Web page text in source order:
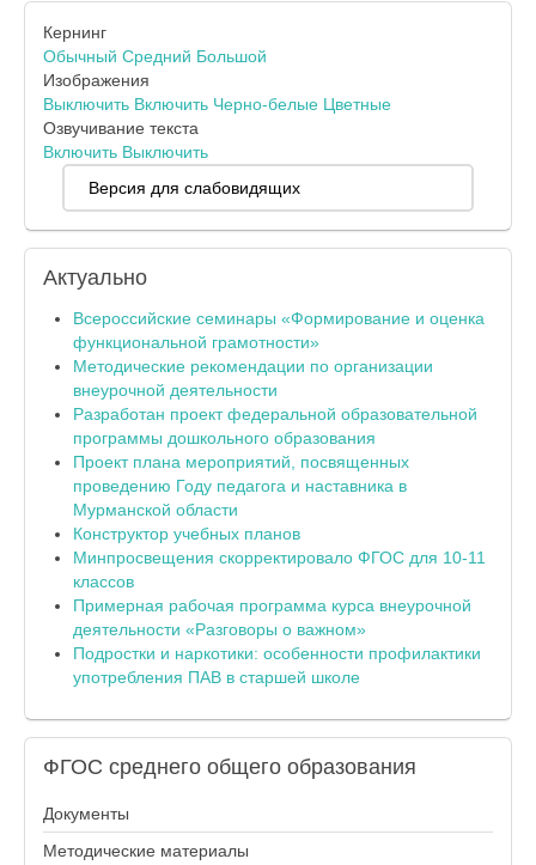
Кернинг
Обычный Средний Большой
Изображения
Выключить Включить Черно-белые Цветные
Озвучивание текста
Включить Выключить
Версия для слабовидящих
Актуально
Всероссийские семинары «Формирование и оценка
функциональной грамотности»
Методические рекомендации по организации
внеурочной деятельности
Разработан проект федеральной образовательной
программы дошкольного образования
Проект плана мероприятий, посвященных
проведению Году педагога и наставника в
Мурманской области
Конструктор учебных планов
Минпросвещения скорректировало ФГОС для 10-11
классов
Примерная рабочая программа курса внеурочной
деятельности «Разговоры о важном»
Подростки и наркотики: особенности профилактики
употребления ПАВ в старшей школе
ФГОС среднего общего образования
Документы
Методические материалы